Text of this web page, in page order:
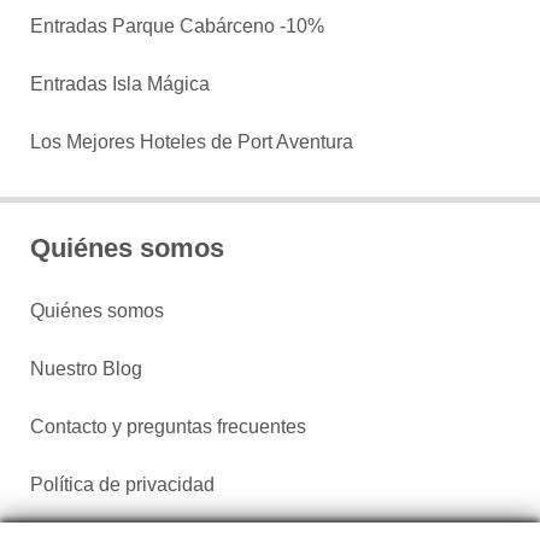
Entradas Parque Cabárceno -10%
Entradas Isla Mágica
Los Mejores Hoteles de Port Aventura
Quiénes somos
Quiénes somos
Nuestro Blog
Contacto y preguntas frecuentes
Política de privacidad